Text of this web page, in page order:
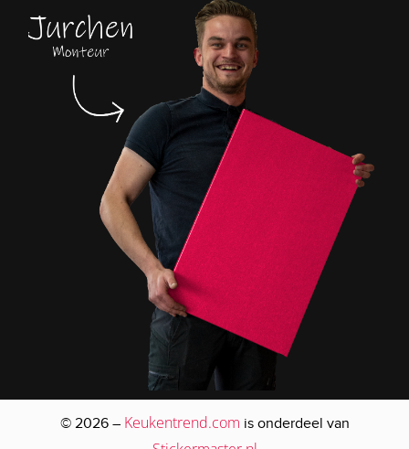
© 2026 – Keukentrend.com is onderdeel van